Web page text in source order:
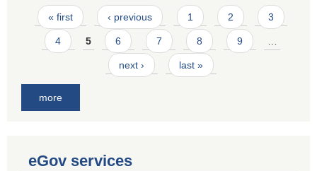
Pages
« first ‹ previous 1 2 3
4 5 6 7 8 9
next › last »
more
eGov services